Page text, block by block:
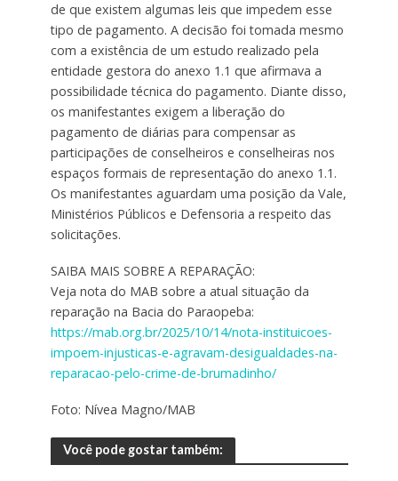
de que existem algumas leis que impedem esse
tipo de pagamento. A decisão foi tomada mesmo
com a existência de um estudo realizado pela
entidade gestora do anexo 1.1 que afirmava a
possibilidade técnica do pagamento. Diante disso,
os manifestantes exigem a liberação do
pagamento de diárias para compensar as
participações de conselheiros e conselheiras nos
espaços formais de representação do anexo 1.1.
Os manifestantes aguardam uma posição da Vale,
Ministérios Públicos e Defensoria a respeito das
solicitações.
SAIBA MAIS SOBRE A REPARAÇÃO:
Veja nota do MAB sobre a atual situação da
reparação na Bacia do Paraopeba:
https://mab.org.br/2025/10/14/nota-instituicoes-
impoem-injusticas-e-agravam-desigualdades-na-
reparacao-pelo-crime-de-brumadinho/
Foto: Nívea Magno/MAB
Você pode gostar também: